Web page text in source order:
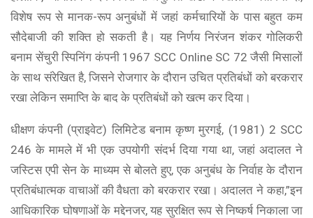
विशेष रूप से मानक-रूप अनुबंधों में जहां कर्मचारियों के पास बहुत कम
सौदेबाजी की शक्ति हो सकती है। यह निर्णय निरंजन शंकर गोलिकरी
बनाम सेंचुरी स्पिनिंग कंपनी 1967 SCC Online SC 72 जैसी मिसालों
के साथ संरेखित है, जिसने रोजगार के दौरान उचित प्रतिबंधों को बरकरार
रखा लेकिन समाप्ति के बाद के प्रतिबंधों को खत्म कर दिया।
धीक्षण कंपनी (प्राइवेट) लिमिटेड बनाम कृष्ण मुरगई, (1981) 2 SCC
246 के मामले में भी एक उपयोगी संदर्भ दिया गया था, जहां अदालत ने
जस्टिस एपी सेन के माध्यम से बोलते हुए, एक अनुबंध के निर्वाह के दौरान
प्रतिबंधात्मक वाचाओं की वैधता को बरकरार रखा। अदालत ने कहा,”इन
आधिकारिक घोषणाओं के मद्देनजर, यह सुरक्षित रूप से निष्कर्ष निकाला जा